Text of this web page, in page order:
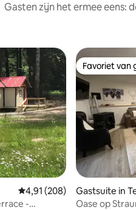
Gasten zijn het ermee eens:
Gemiddelde beoordeling
4,91 (208)
-
Favoriet van
Favoriet van
Gastsuite in
Oase op